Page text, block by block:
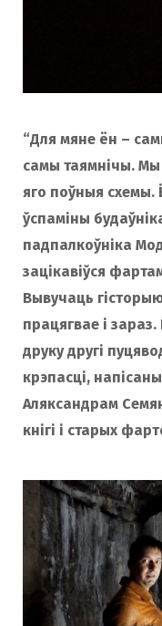
“Для мяне ён –
самы таямнічы. Мы
яго поўныя схемы.
ўспаміны
падпалкоўніка
зацікавіўся
Вывучаць
працягвае і
друку другі
крэпасці,
Аляксандрам
кнігі і старых